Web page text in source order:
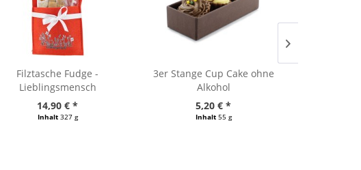
Filztasche Fudge -
Lieblingsmensch
14,90 € *
Inhalt 327 g
3er Stange Cup Cake ohne
Alkohol
5,20 € *
Inhalt 55 g